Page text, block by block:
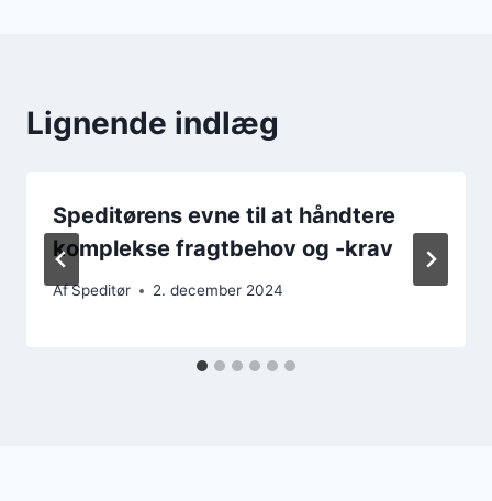
Lignende indlæg
Speditørens evne til at håndtere
komplekse fragtbehov og -krav
AfSpeditør 2. december 2024